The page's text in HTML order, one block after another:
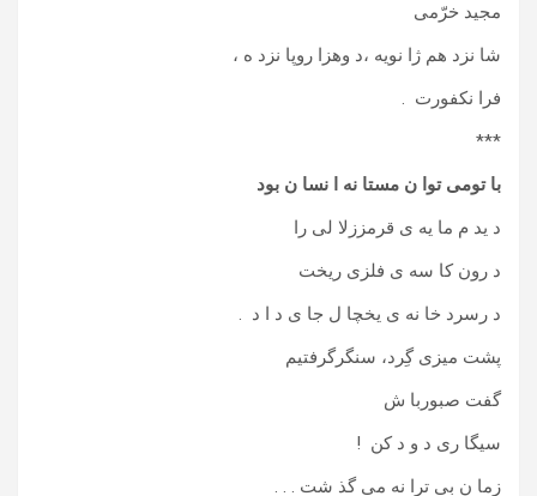
مجید خرّمی
شا نزد هم ژا نویه ،د وهزا روپا نزد ه ،
فرا نکفورت .
***
با تومی توا ن مستا نه ا نسا ن بود
د ید م ما یه ی قرمززلا لی را
د رون کا سه ی فلزی ریخت
د رسرد خا نه ی یخچا ل جا ی د ا د .
پشت میزی گِرد، سنگرگرفتیم
گفت صبوربا ش
سیگا ری د و د کن !
زما ن بی ترا نه می گذ شت . . .